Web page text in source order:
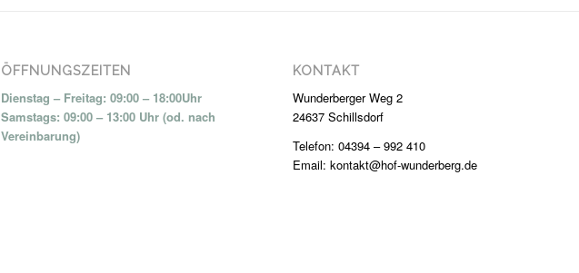
ÖFFNUNGSZEITEN
Dienstag – Freitag: 09:00 – 18:00Uhr
Samstags: 09:00 – 13:00 Uhr (od. nach
Vereinbarung)
KONTAKT
Wunderberger Weg 2
24637 Schillsdorf
Telefon: 04394 – 992 410
Email: kontakt@hof-wunderberg.de